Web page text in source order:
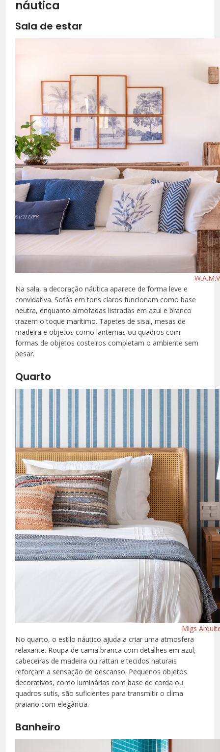
náutica
Sala de estar
Na sala, a decoração náutica aparece de forma leve e
convidativa. Sofás em tons claros funcionam como base
neutra, enquanto almofadas listradas em azul e branco
trazem o toque marítimo. Tapetes de sisal, mesas de
madeira e objetos como lanternas ou quadros com
formas de objetos costeiros completam o ambiente sem
pesar.
Quarto
Migs
No quarto, o estilo náutico ajuda a criar uma atmosfera
relaxante. Roupa de cama branca com detalhes em azul,
cabeceiras de madeira ou rattan e tecidos naturais
reforçam a sensação de descanso. Pequenos objetos
decorativos, como luminárias com base de corda ou
quadros sutis, são suficientes para transmitir o clima
praiano com elegância.
Banheiro